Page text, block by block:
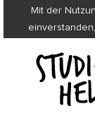
Mit der